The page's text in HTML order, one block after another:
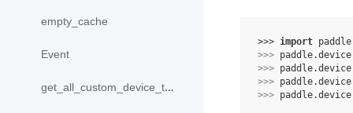
empty_cache
Event
get_all_custom_device_type
>>> import paddle
>>> paddle.device
>>> paddle.device
>>> paddle.device
>>> paddle.device